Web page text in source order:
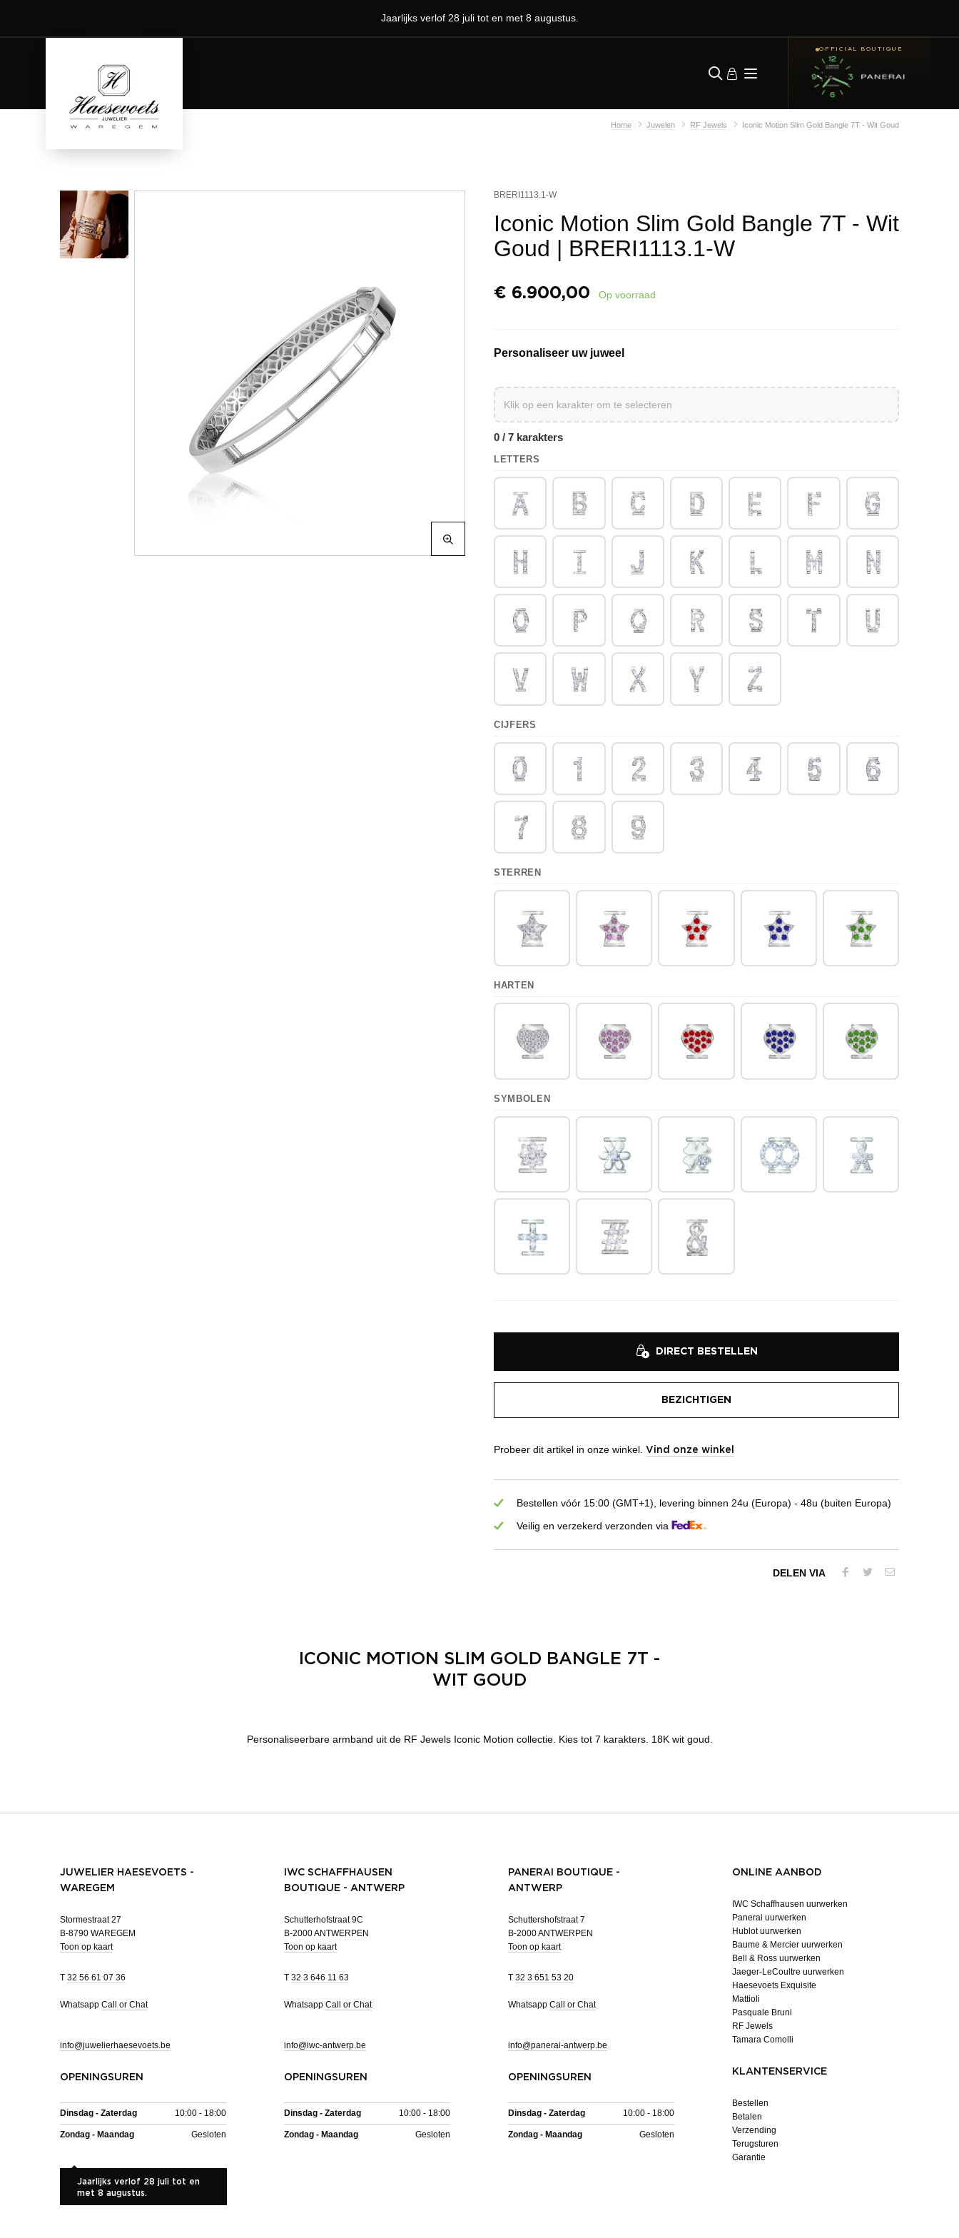
Jaarlijks verlof 28 juli tot en met 8 augustus.
OFFICIAL BOUTIQUE
Home Juwelen RF Jewels Iconic Motion Slim Gold Bangle 7T - Wit Goud
BRERI1113.1-W
Iconic Motion Slim Gold Bangle 7T - Wit
Goud | BRERI1113.1-W
€ 6.900,00 Op voorraad
Personaliseer uw juweel
0 / 7 karakters
LETTERS
CIJFERS
STERREN
HARTEN
SYMBOLEN
DIRECT BESTELLEN
BEZICHTIGEN
Probeer dit artikel in onze winkel. Vind onze winkel
Bestellen vóór 15:00 (GMT+1), levering binnen 24u (Europa) - 48u (buiten Europa)
Veilig en verzekerd verzonden via
DELEN VIA
ICONIC MOTION SLIM GOLD BANGLE 7T -
WIT GOUD
Personaliseerbare armband uit de RF Jewels Iconic Motion collectie. Kies tot 7 karakters. 18K wit goud.
JUWELIER HAESEVOETS -
WAREGEM
Stormestraat 27
B-8790 WAREGEM
Toon op kaart
T 32 56 61 07 36
Whatsapp Call or Chat
info@juwelierhaesevoets.be
OPENINGSUREN
Dinsdag - Zaterdag 10:00 - 18:00
Zondag - Maandag Gesloten
Jaarlijks verlof 28 juli tot en
met 8 augustus.
IWC SCHAFFHAUSEN
BOUTIQUE - ANTWERP
Schutterhofstraat 9C
B-2000 ANTWERPEN
Toon op kaart
T 32 3 646 11 63
Whatsapp Call or Chat
info@iwc-antwerp.be
OPENINGSUREN
Dinsdag - Zaterdag 10:00 - 18:00
Zondag - Maandag Gesloten
PANERAI BOUTIQUE -
ANTWERP
Schuttershofstraat 7
B-2000 ANTWERPEN
Toon op kaart
T 32 3 651 53 20
Whatsapp Call or Chat
info@panerai-antwerp.be
OPENINGSUREN
Dinsdag - Zaterdag 10:00 - 18:00
Zondag - Maandag Gesloten
ONLINE AANBOD
IWC Schaffhausen uurwerken
Panerai uurwerken
Hublot uurwerken
Baume & Mercier uurwerken
Bell & Ross uurwerken
Jaeger-LeCoultre uurwerken
Haesevoets Exquisite
Mattioli
Pasquale Bruni
RF Jewels
Tamara Comolli
KLANTENSERVICE
Bestellen
Betalen
Verzending
Terugsturen
Garantie